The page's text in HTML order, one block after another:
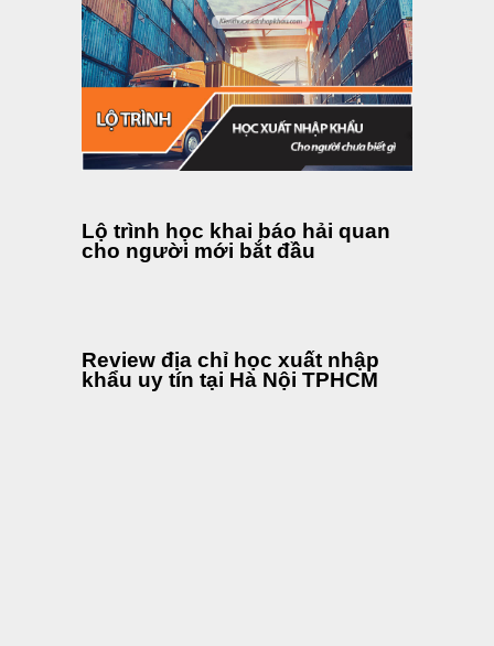
Lộ trình học khai báo hải quan
cho người mới bắt đầu
Review địa chỉ học xuất nhập
khẩu uy tín tại Hà Nội TPHCM